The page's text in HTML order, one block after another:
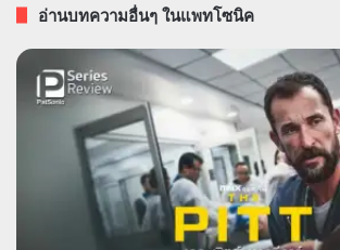
อ่านบทความอื่นๆ ในแพทโซนิค